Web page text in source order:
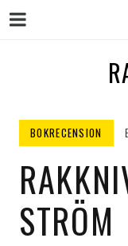
BOKRECENSION
STRÖM
Menu